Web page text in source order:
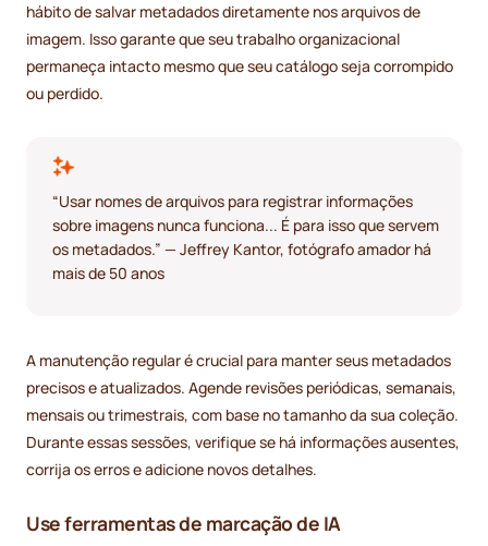
hábito de salvar metadados diretamente nos arquivos de
imagem. Isso garante que seu trabalho organizacional
permaneça intacto mesmo que seu catálogo seja corrompido
ou perdido.
“Usar nomes de arquivos para registrar informações
sobre imagens nunca funciona... É para isso que servem
os metadados.” — Jeffrey Kantor, fotógrafo amador há
mais de 50 anos
A manutenção regular é crucial para manter seus metadados
precisos e atualizados. Agende revisões periódicas, semanais,
mensais ou trimestrais, com base no tamanho da sua coleção.
Durante essas sessões, verifique se há informações ausentes,
corrija os erros e adicione novos detalhes.
Use ferramentas de marcação de IA